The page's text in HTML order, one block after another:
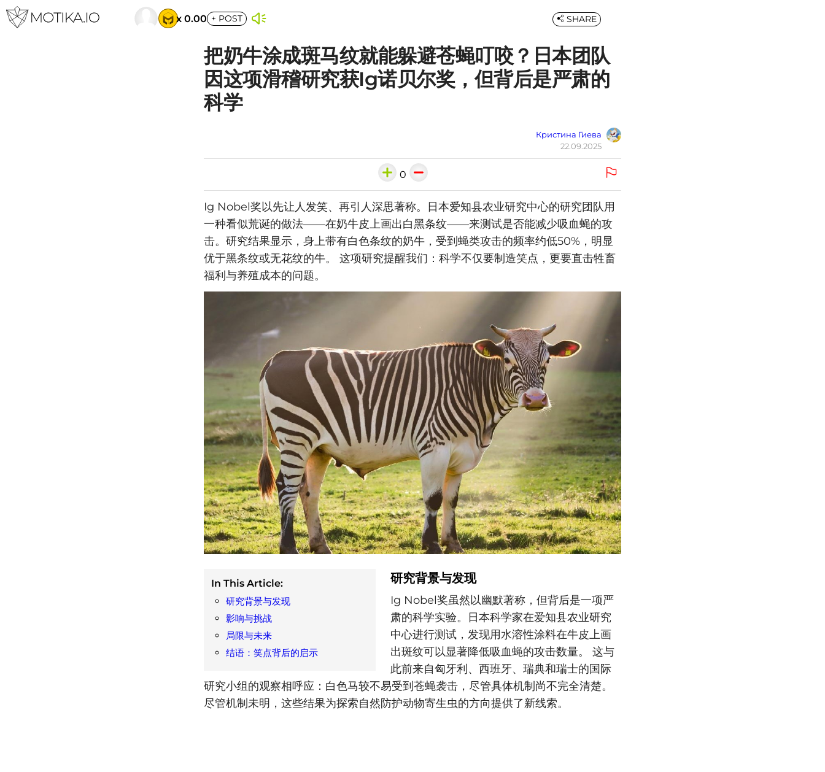
x 0.00 + POST
把奶牛涂成斑马纹就能躲避苍蝇叮咬？日本团队
因这项滑稽研究获Ig诺贝尔奖，但背后是严肃的
科学
Кристина Гиева
22.09.2025
SHARE
0
Ig Nobel奖以先让人发笑、再引人深思著称。日本爱知县农业研究中心的研究团队用
一种看似荒诞的做法——在奶牛皮上画出白黑条纹——来测试是否能减少吸血蝇的攻
击。研究结果显示，身上带有白色条纹的奶牛，受到蝇类攻击的频率约低50%，明显
优于黑条纹或无花纹的牛。 这项研究提醒我们：科学不仅要制造笑点，更要直击牲畜
福利与养殖成本的问题。
In This Article:
研究背景与发现
影响与挑战
局限与未来
结语：笑点背后的启示
研究背景与发现
Ig Nobel奖虽然以幽默著称，但背后是一项严
肃的科学实验。日本科学家在爱知县农业研究
中心进行测试，发现用水溶性涂料在牛皮上画
出斑纹可以显著降低吸血蝇的攻击数量。 这与
此前来自匈牙利、西班牙、瑞典和瑞士的国际
研究小组的观察相呼应：白色马较不易受到苍蝇袭击，尽管具体机制尚不完全清楚。
尽管机制未明，这些结果为探索自然防护动物寄生虫的方向提供了新线索。